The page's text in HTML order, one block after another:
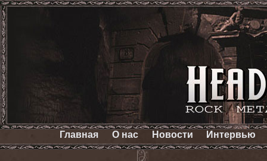
Главная О нас Новости Интервью